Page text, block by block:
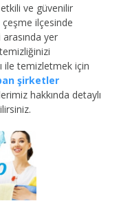
ve güvenilir
ilçesinde
yer
ile temizletmek için
şirketler
hakkında detaylı